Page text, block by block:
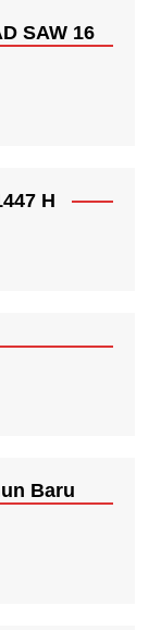
SAW 16
H
Baru